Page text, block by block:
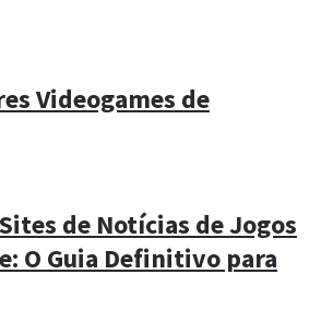
Videogames de
de Notícias de Jogos
O Guia Definitivo para